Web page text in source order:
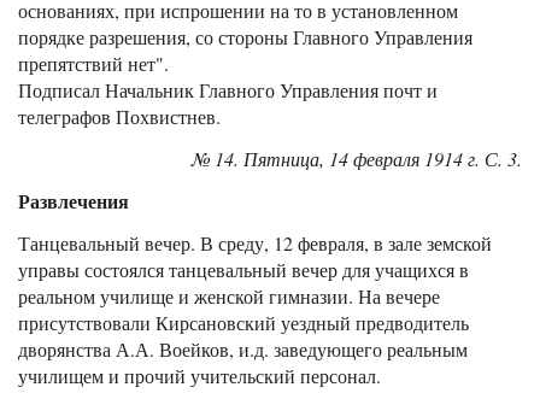
основаниях, при испрошении на то в установленном
порядке разрешения, со стороны Главного Управления
препятствий нет".
Подписал Начальник Главного Управления почт и
телеграфов Похвистнев.
№ 14. Пятница, 14 февраля 1914 г. С. 3.
Развлечения
Танцевальный вечер. В среду, 12 февраля, в зале земской
управы состоялся танцевальный вечер для учащихся в
реальном училище и женской гимназии. На вечере
присутствовали Кирсановский уездный предводитель
дворянства А.А. Воейков, и.д. заведующего реальным
училищем и прочий учительский персонал.